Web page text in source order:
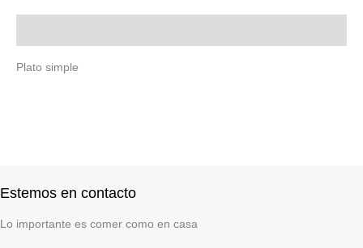
Plato simple
Estemos en contacto
Lo importante es comer como en casa